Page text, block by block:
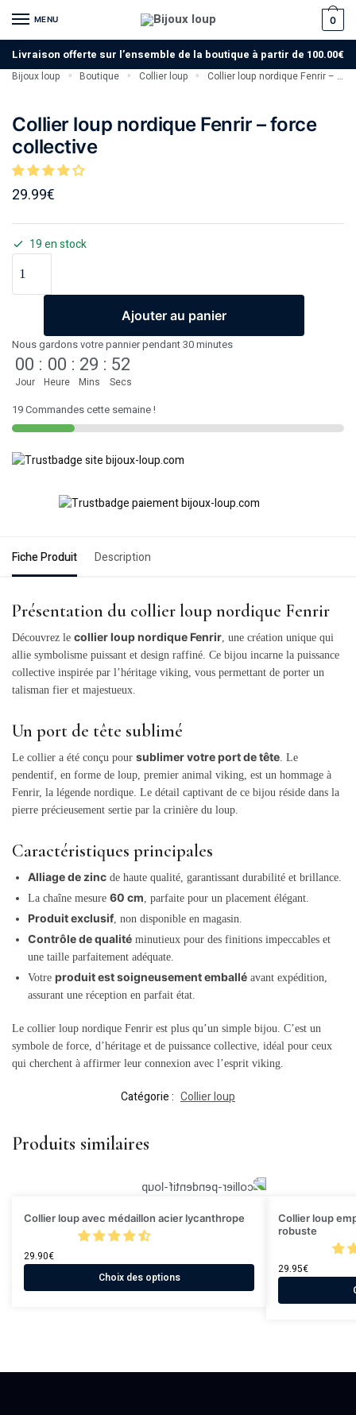
MENU 0
Livraison offerte sur l’ensemble de la boutique à partir de 100.00€
Bijoux loup » Boutique » Collier loup » Collier loup nordique Fenrir – force collective
Collier loup nordique Fenrir – force
collective
29.99€
19 en stock
Ajouter au panier
Nous gardons votre pannier pendant 30 minutes
00
Jour
: 00
Heure
: 29
Mins
: 52
Secs
19 Commandes cette semaine !
Fiche Produit Description
Présentation du collier loup nordique Fenrir
Découvrez le collier loup nordique Fenrir , une création unique qui
allie symbolisme puissant et design raffiné. Ce bijou incarne la puissance
collective inspirée par l’héritage viking, vous permettant de porter un
talisman fier et majestueux.
Un port de tête sublimé
Le collier a été conçu pour sublimer votre port de tête . Le
pendentif, en forme de loup, premier animal viking, est un hommage à
Fenrir, la légende nordique. Le détail captivant de ce bijou réside dans la
pierre précieusement sertie par la crinière du loup.
Caractéristiques principales
Alliage de zinc de haute qualité, garantissant durabilité et brillance.
La chaîne mesure 60 cm, parfaite pour un placement élégant.
Produit exclusif, non disponible en magasin.
Contrôle de qualité minutieux pour des finitions impeccables et
une taille parfaitement adéquate.
Votre produit est soigneusement emballé avant expédition,
assurant une réception en parfait état.
Le collier loup nordique Fenrir est plus qu’un simple bijou. C’est un
symbole de force, d’héritage et de puissance collective, idéal pour ceux
qui cherchent à affirmer leur connexion avec l’esprit viking.
Catégorie : Collier loup
Produits similaires
Collier loup avec médaillon acier lycanthrope
29.90€
Choix des options
Collier loup
robuste
29.95€